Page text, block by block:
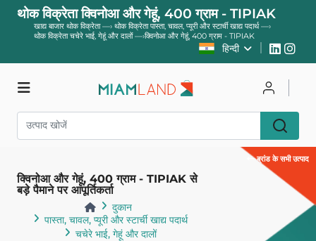
थोक विक्रेता क्विनोआ और गेहूं, 400 ग्राम - TIPIAK
खाद्य बाजार थोक विक्रेता —› थोक विक्रेता पास्ता, चावल, प्यूरी और स्टार्ची खाद्य पदार्थ—›
थोक विक्रेता चचेरे भाई, गेहूं और दालों—›क्विनोआ और गेहूं, 400 ग्राम - TIPIAK
हिन्दी
क्विनोआ और गेहूं, 400 ग्राम - TIPIAK से
बड़े पैमाने पर आपूर्तिकर्ता
दुकान
पास्ता, चावल, प्यूरी और स्टार्ची खाद्य पदार्थ
चचेरे भाई, गेहूं और दालों
ब्रांड के सभी उत्पाद
दुकान
पंजीकरण करवाना